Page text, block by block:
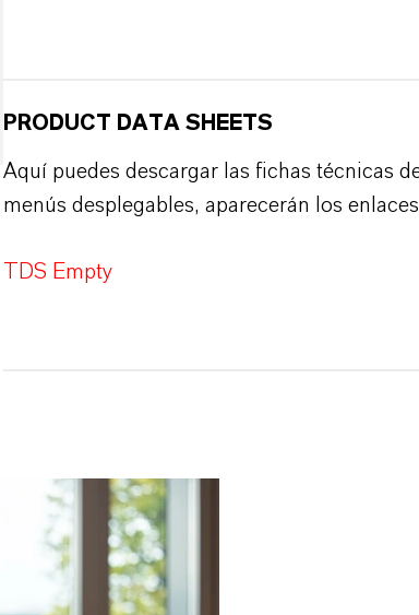
PRODUCT DATA SHEETS
Aquí puedes descargar las fichas técnicas
menús desplegables, aparecerán los
TDS Empty